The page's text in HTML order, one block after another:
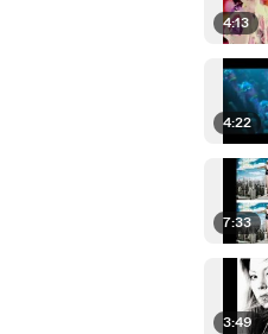
4:13
4:22
7:33
3:49